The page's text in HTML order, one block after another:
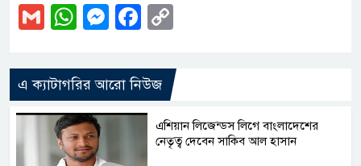
GmailWhatsApp
Messenger
Facebook
এ ক্যাটাগরির আরো নিউজ
এশিয়ান লিজেন্ডস লিগে বাংলাদেশের
নেতৃত্ব দেবেন সাকিব আল হাসান